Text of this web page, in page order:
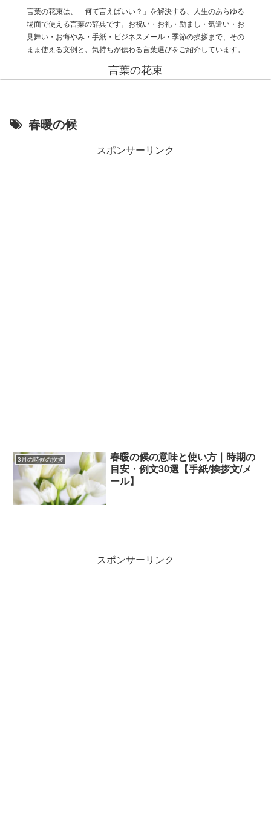
言葉の花束は、「何て言えばいい？」を解決する、人生のあらゆる
場面で使える言葉の辞典です。お祝い・お礼・励まし・気遣い・お
見舞い・お悔やみ・手紙・ビジネスメール・季節の挨拶まで、その
まま使える文例と、気持ちが伝わる言葉選びをご紹介しています。
言葉の花束
春暖の候
スポンサーリンク
3月の時候の挨拶
春暖の候の意味と使い方｜時期の
目安・例文30選【手紙/挨拶文/メ
ール】
スポンサーリンク